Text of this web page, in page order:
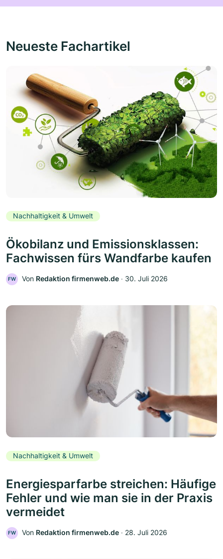
Neueste Fachartikel
Nachhaltigkeit & Umwelt
Ökobilanz und Emissionsklassen:
Fachwissen fürs Wandfarbe kaufen
FW Von Redaktion firmenweb.de ‧ 30. Juli 2026
Nachhaltigkeit & Umwelt
Energiesparfarbe streichen: Häufige
Fehler und wie man sie in der Praxis
vermeidet
FW Von Redaktion firmenweb.de ‧ 28. Juli 2026